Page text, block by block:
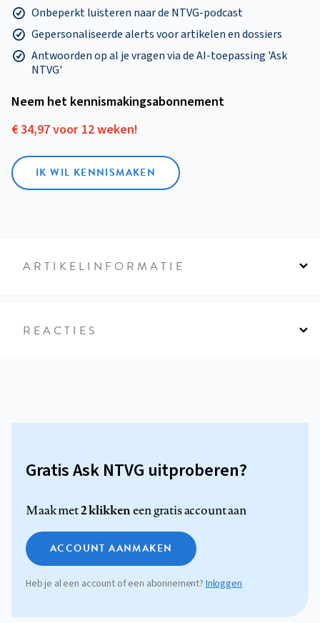
Onbeperkt luisteren naar de NTVG-podcast
Gepersonaliseerde alerts voor artikelen en dossiers
Antwoorden op al je vragen via de AI-toepassing 'Ask
NTVG'
Neem het kennismakings­abonnement
€ 34,97 voor 12 weken!
IK WIL KENNISMAKEN
ARTIKELINFORMATIE
REACTIES
Gratis Ask NTVG uitproberen?
Maak met2 klikkeneen gratis account aan
ACCOUNT AANMAKEN
Heb je al een account of een abonnement?Inloggen